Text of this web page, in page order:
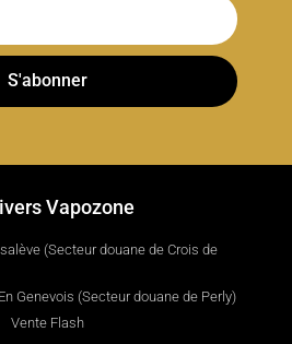
S'abonner
Vapozone
(Secteur douane de Crois de
Genevois (Secteur douane de Perly)
Vente Flash